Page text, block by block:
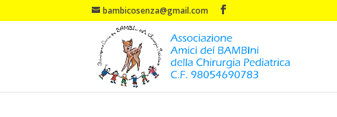
bambicosenza@gmail.com